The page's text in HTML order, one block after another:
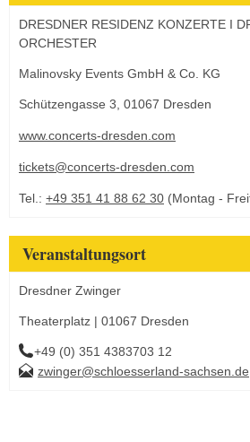
DRESDNER RESIDENZ KONZERTE I
ORCHESTER
Malinovsky Events GmbH & Co. KG
Schützengasse 3, 01067 Dresden
www.concerts-dresden.com
tickets@concerts-dresden.com
Tel.: +49 351 41 88 62 30 (Montag -
Veranstaltungsort
Dresdner Zwinger
Theaterplatz | 01067 Dresden
+49 (0) 351 4383703 12
zwinger@schloesserland-sachsen.de